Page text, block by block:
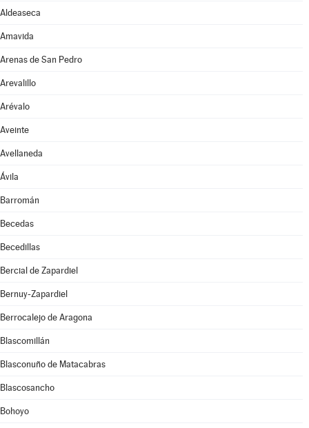
Aldeaseca
Amavida
Arenas de San Pedro
Arevalillo
Arévalo
Aveinte
Avellaneda
Ávila
Barromán
Becedas
Becedillas
Bercial de Zapardiel
Bernuy-Zapardiel
Berrocalejo de Aragona
Blascomillán
Blasconuño de Matacabras
Blascosancho
Bohoyo